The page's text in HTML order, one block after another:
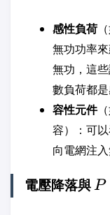
感性負荷
無功功率
無功，這
數負荷都是
容性元件
容）：可
向電網注
電壓降落與 P-
P